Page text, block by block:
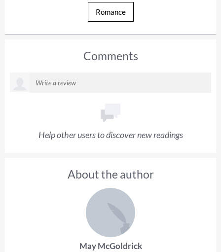
Romance
Comments
Help other users to discover new readings
About the author
May McGoldrick